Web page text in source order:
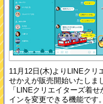
11月12日(木)よりLINEクリ
せかえが販売開始いたしま
「LINEクリエイターズ着
インを変更できる機能です。